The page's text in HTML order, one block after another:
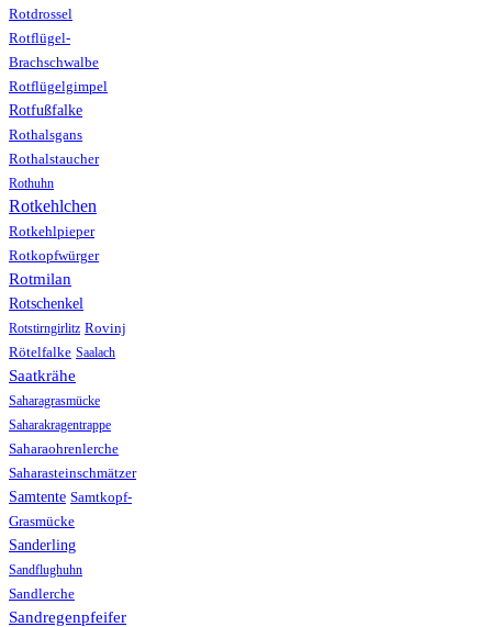
Rotdrossel
Rotflügel-
Brachschwalbe
Rotflügelgimpel
Rotfußfalke
Rothalsgans
Rothalstaucher
Rothuhn
Rotkehlchen
Rotkehlpieper
Rotkopfwürger
Rotmilan
Rotschenkel
Rotstirngirlitz Rovinj
Rötelfalke Saalach
Saatkrähe
Saharagrasmücke
Saharakragentrappe
Saharaohrenlerche
Saharasteinschmätzer
Samtente Samtkopf-
Grasmücke
Sanderling
Sandflughuhn
Sandlerche
Sandregenpfeifer